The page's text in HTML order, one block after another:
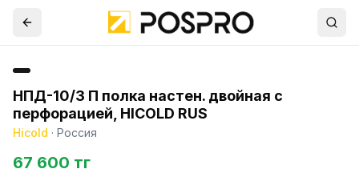
НПД-10/3 П полка настен. двойная с
перфорацией, HICOLD RUS
Hicold · Россия
67 600 тг